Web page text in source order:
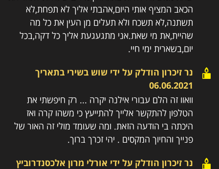
הכאב המציף אותי היום,אהבתי אליך לא תפחת,לא
תשתנה,לא תשכח ולא תעלים מן העין את כל מה
שהיית,את מי שאת.אני מתגעגעת אליך כל דקה,בכל
יום,בשארית ימי חיי.
נר זיכרון הודלק על ידי שוש בשירי בתאריך
06.06.2021
וואוו זה הלם עבורי אילנה יקרה ... רק חיפשתי את
הטלפון להתקשר אלייך להתייעץ כי משהו קרה ואז
היכתה בי הודעה הזאת. ומה שעומד מולי זה האור של
פנייך והחיוך המקסים . יהי זכרך ברוך.
נר זיכרון הודלק על ידי אורלי מרון אלכסנדרוביץ